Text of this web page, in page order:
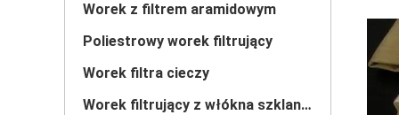
Worek z filtrem aramidowym
Poliestrowy worek filtrujący
Worek filtra cieczy
Worek filtrujący z włókna szklanego